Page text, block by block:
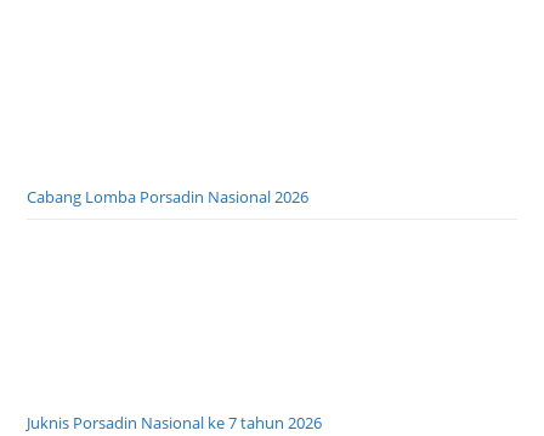
Cabang Lomba Porsadin Nasional 2026
Juknis Porsadin Nasional ke 7 tahun 2026